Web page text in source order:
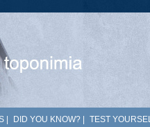
DID YOU KNOW? TEST